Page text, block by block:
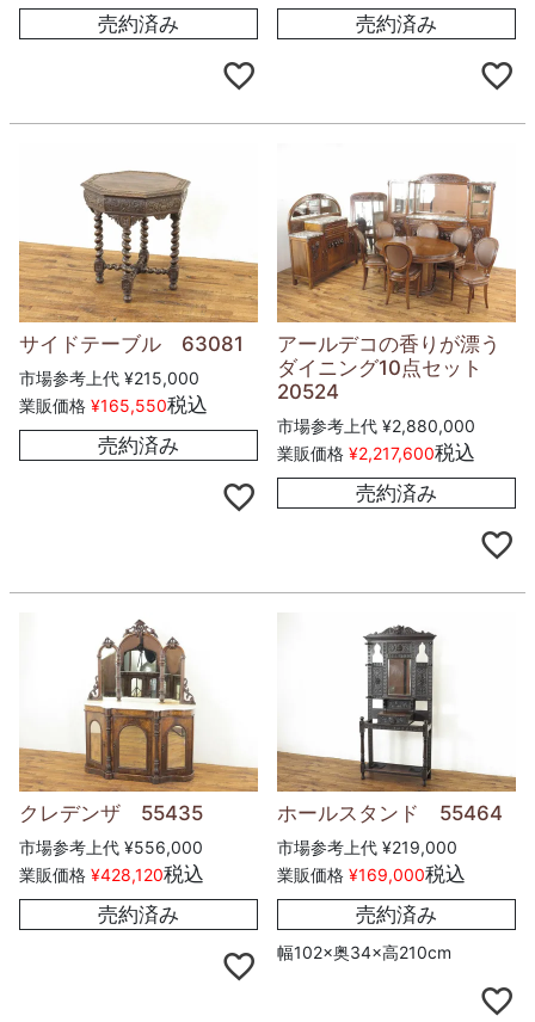
売約済み
売約済み
サイドテーブル 63081
市場参考上代 ¥215,000
業販価格 ¥165,550税込
売約済み
アールデコの香りが漂う
ダイニング10点セット
20524
市場参考上代 ¥2,880,000
業販価格 ¥2,217,600税込
売約済み
クレデンザ 55435
市場参考上代 ¥556,000
業販価格 ¥428,120税込
売約済み
ホールスタンド 55464
市場参考上代 ¥219,000
業販価格 ¥169,000税込
売約済み
幅102×奥34×高210cm